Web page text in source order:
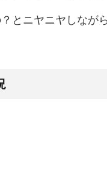
とニヤニヤしなが